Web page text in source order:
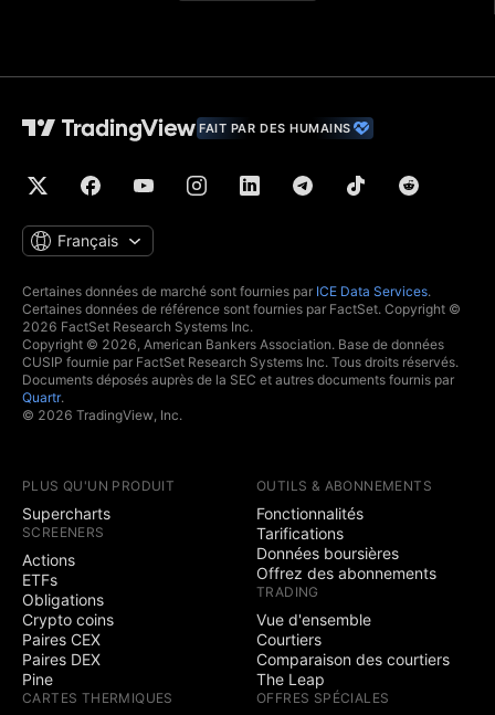
FAIT PAR DES HUMAINS
Français
Certaines données de marché sont fournies par ICE Data Services.
Certaines données de référence sont fournies par FactSet. Copyright ©
2026 FactSet Research Systems Inc.
Copyright © 2026, American Bankers Association. Base de données
CUSIP fournie par FactSet Research Systems Inc. Tous droits réservés.
Documents déposés auprès de la SEC et autres documents fournis par
Quartr.
© 2026 TradingView, Inc.
PLUS QU'UN PRODUIT
Supercharts
SCREENERS
Actions
ETFs
Obligations
Crypto coins
Paires CEX
Paires DEX
Pine
CARTES THERMIQUES
OUTILS & ABONNEMENTS
Fonctionnalités
Tarifications
Données boursières
Offrez des abonnements
TRADING
Vue d'ensemble
Courtiers
Comparaison des courtiers
The Leap
OFFRES SPÉCIALES